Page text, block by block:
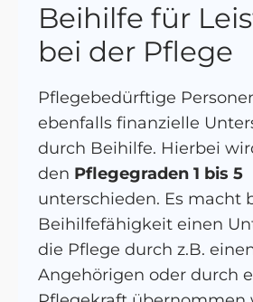
Beihilfe für
bei der Pflege
Pflegebedürftige
ebenfalls finanzielle
durch Beihilfe. Hierbei
den Pflegegraden 1 bis 5
unterschieden. Es macht
Beihilfefähigkeit einen
die Pflege durch z.B.
Angehörigen oder durch